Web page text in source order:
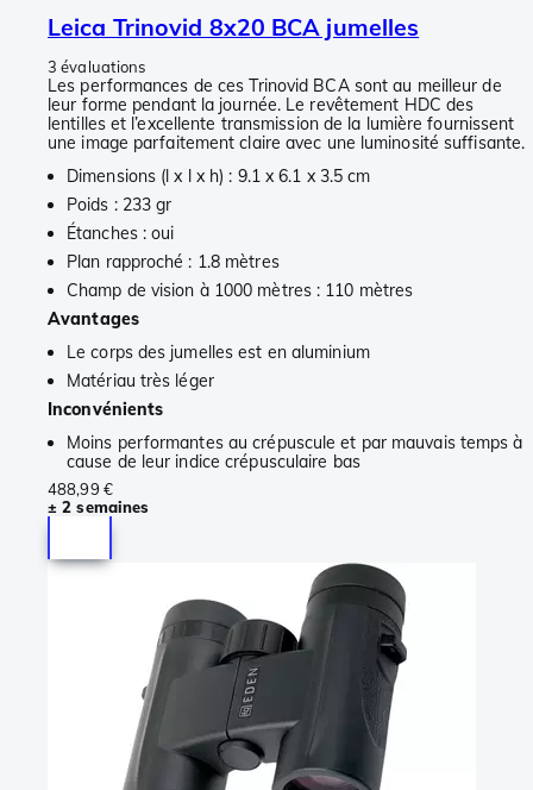
Leica Trinovid 8x20 BCA jumelles
3 évaluations
Les performances de ces Trinovid BCA sont au meilleur de
leur forme pendant la journée. Le revêtement HDC des
lentilles et l’excellente transmission de la lumière fournissent
une image parfaitement claire avec une luminosité suffisante.
Dimensions (l x l x h) : 9.1 x 6.1 x 3.5 cm
Poids : 233 gr
Étanches : oui
Plan rapproché : 1.8 mètres
Champ de vision à 1000 mètres : 110 mètres
Avantages
Le corps des jumelles est en aluminium
Matériau très léger
Inconvénients
Moins performantes au crépuscule et par mauvais temps à
cause de leur indice crépusculaire bas
488,99 €
± 2 semaines